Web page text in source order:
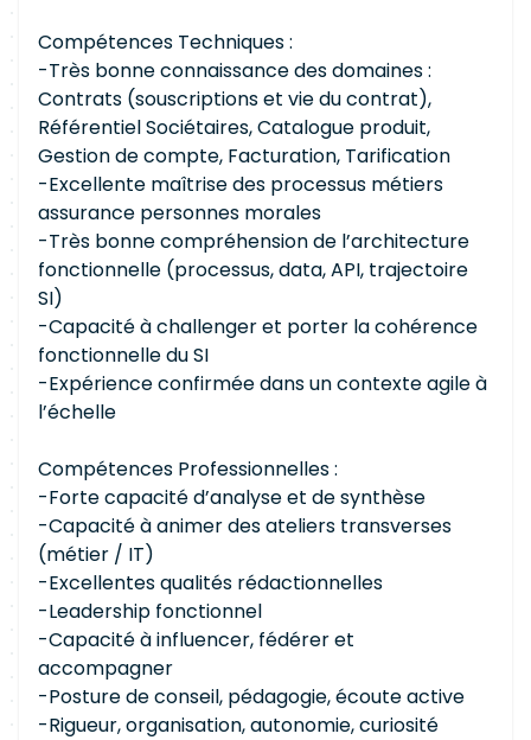
Compétences Techniques :
-Très bonne connaissance des domaines :
Contrats (souscriptions et vie du contrat),
Référentiel Sociétaires, Catalogue produit,
Gestion de compte, Facturation, Tarification
-Excellente maîtrise des processus métiers
assurance personnes morales
-Très bonne compréhension de l’architecture
fonctionnelle (processus, data, API, trajectoire
SI)
-Capacité à challenger et porter la cohérence
fonctionnelle du SI
-Expérience confirmée dans un contexte agile à
l’échelle
Compétences Professionnelles :
-Forte capacité d’analyse et de synthèse
-Capacité à animer des ateliers transverses
(métier / IT)
-Excellentes qualités rédactionnelles
-Leadership fonctionnel
-Capacité à influencer, fédérer et
accompagner
-Posture de conseil, pédagogie, écoute active
-Rigueur, organisation, autonomie, curiosité